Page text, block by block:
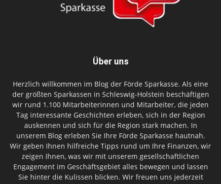
Über uns
Herzlich willkommen im Blog der Förde Sparkasse. Als eine
der größten Sparkassen in Schleswig-Holstein beschäftigen
wir rund 1.100 Mitarbeiterinnen und Mitarbeiter, die jeden
Tag interessante Geschichten erleben, sich in der Region
auskennen und sich für die Region stark machen. In
unserem Blog erleben Sie Ihre Förde Sparkasse hautnah.
Wir geben Ihnen hilfreiche Tipps rund um Ihre Finanzen, wir
zeigen Ihnen, was wir mit unserem gesellschaftlichen
Engagement im Geschäftsgebiet alles bewegen und lassen
Sie hinter die Kulissen blicken. Wir freuen uns jederzeit